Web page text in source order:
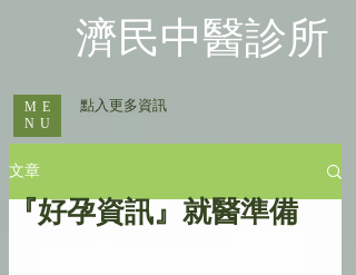
​濟民中醫診所
ME
NU
​ 點入更多資訊
文章
『好孕資訊』就醫準備